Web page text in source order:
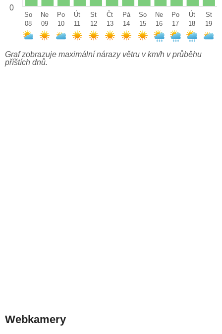
0
So
08
Ne
09
Po
10
Út
11
St
12
Čt
13
Pá
14
So
15
Ne
16
Po
17
Út
18
St
19
Graf zobrazuje maximální nárazy větru v km/h v průběhu
příštích dnů.
Webkamery